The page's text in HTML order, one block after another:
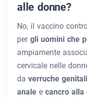
alle donne?
No, il vaccino
per gli uomini che
ampiamente
cervicale nelle
da verruche genitali
anale e cancro alla